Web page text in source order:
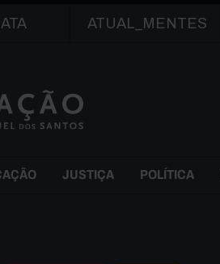
ATUAL_MENTES
JUSTIÇA POLÍTICA